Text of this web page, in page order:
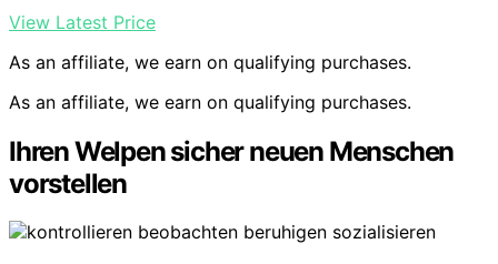
View Latest Price
As an affiliate, we earn on qualifying purchases.
As an affiliate, we earn on qualifying purchases.
Ihren Welpen sicher neuen Menschen
vorstellen